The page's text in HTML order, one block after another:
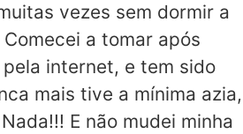
vezes sem dormir a
a tomar após
internet, e tem sido
mais tive a mínima azia,
E não mudei minha